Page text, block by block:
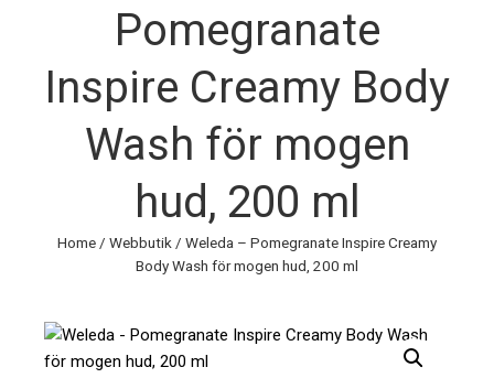
Pomegranate
Inspire Creamy Body
Wash för mogen
hud, 200 ml
Home / Webbutik / Weleda – Pomegranate Inspire Creamy
Body Wash för mogen hud, 200 ml